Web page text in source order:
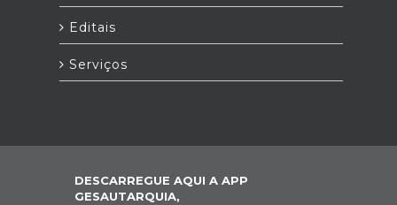
Editais
Serviços
DESCARREGUE AQUI A APP
GESAUTARQUIA,